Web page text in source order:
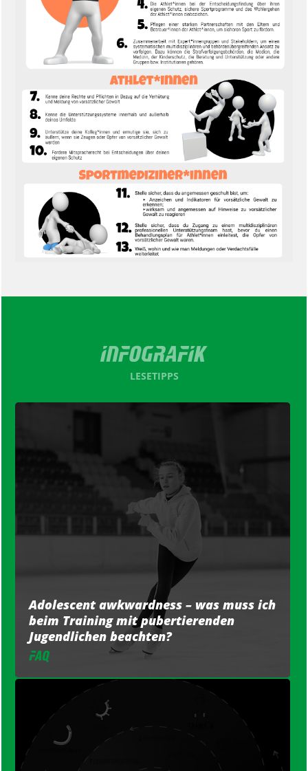
LESETIPPS
Adolescent awkwardness – was muss ich
beim Training mit pubertierenden
Jugendlichen beachten?